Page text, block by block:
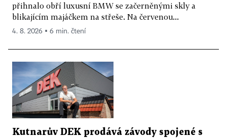
přihnalo obří luxusní BMW se začerněnými skly a
blikajícím majáčkem na střeše. Na červenou...
4. 8. 2026 ▪ 6 min. čtení
Kutnarův DEK prodává závody spojené s